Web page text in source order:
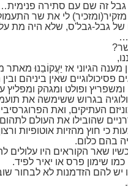
גבל זה שם עם סתירה
לי את שר
של גבל-גבל'ס, שלא היה מת
מענה הגיוני אז יַעֲקוֹבֵנוּ
פסיכולוגיים שאין ביניהם ובין
ופולט ומגהק ומפליץ
בגרוש ששימשה את
העתיקים, ואת
שהובילו את העולם
כי חוץ מהזיות אוטופיות
בהם כלום.
שאר הקוראים היו עלולים
שימון פרס או יאיר לפיד.
יש להם הזדמנות לא לבחור